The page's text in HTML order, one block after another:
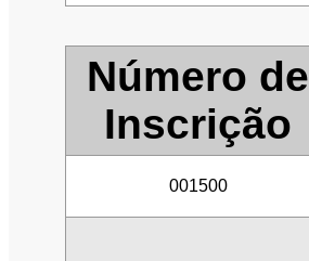
Número de
Inscrição
001500